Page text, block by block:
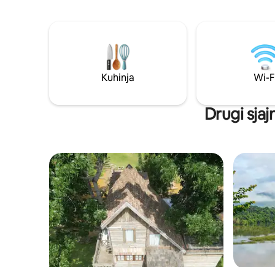
(širine 150 – 179 cm) (za 4 osobe) Dodatni
gost: 800 THB po osobi (plaća se u vili)
Privatni bazen | Prostran dnevni boravak i
poslije) ✔ Polog: 5000 THB (povratni)
djecu.
@
Kuhinja Wi-
Drugi